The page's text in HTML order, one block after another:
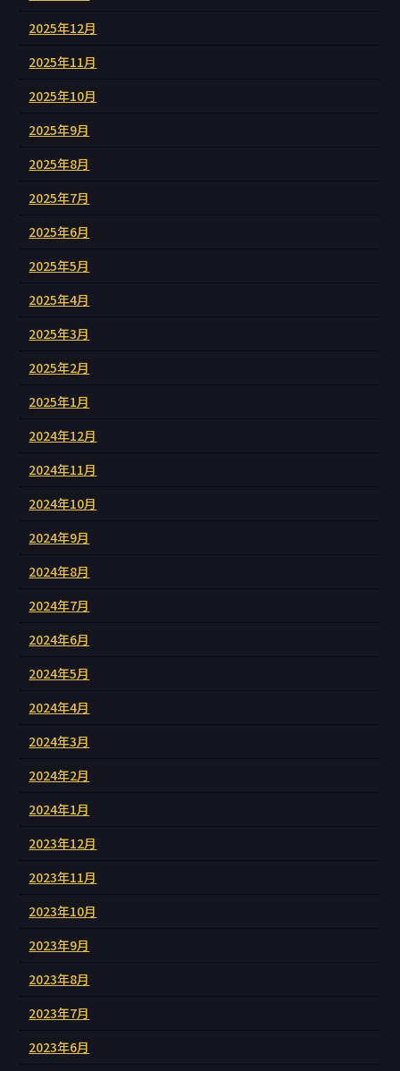
2025年12月
2025年11月
2025年10月
2025年9月
2025年8月
2025年7月
2025年6月
2025年5月
2025年4月
2025年3月
2025年2月
2025年1月
2024年12月
2024年11月
2024年10月
2024年9月
2024年8月
2024年7月
2024年6月
2024年5月
2024年4月
2024年3月
2024年2月
2024年1月
2023年12月
2023年11月
2023年10月
2023年9月
2023年8月
2023年7月
2023年6月